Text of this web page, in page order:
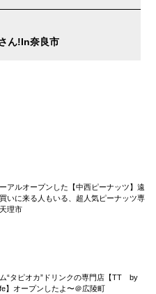
ん!in奈良市
アルオープンした【中西ピーナッツ】遠
いに来る人もいる、超人気ピーナッツ専
理市
“タピオカ”ドリンクの専門店【TT by
】オープンしたよ〜＠広陵町